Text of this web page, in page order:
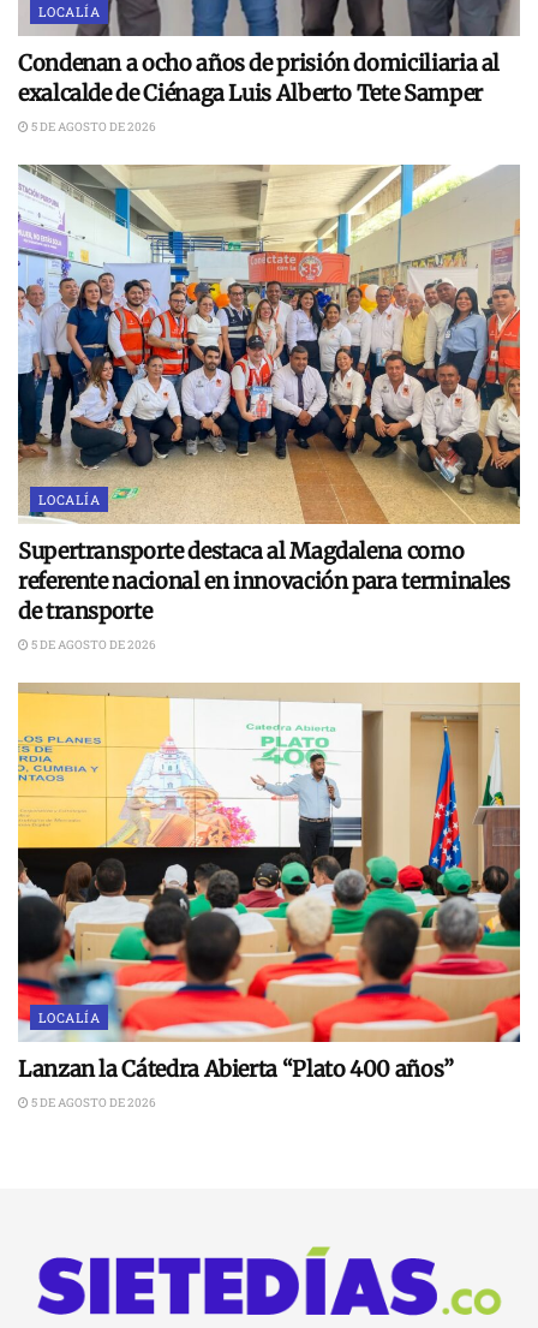
LOCALÍA
Condenan a ocho años de prisión domiciliaria al
exalcalde de Ciénaga Luis Alberto Tete Samper
5 DE AGOSTO DE 2026
LOCALÍA
Supertransporte destaca al Magdalena como
referente nacional en innovación para terminales
de transporte
5 DE AGOSTO DE 2026
LOCALÍA
Lanzan la Cátedra Abierta “Plato 400 años”
5 DE AGOSTO DE 2026